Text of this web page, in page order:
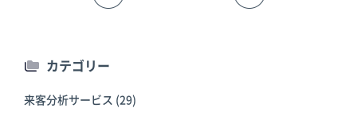
カテゴリー
来客分析サービス (29)